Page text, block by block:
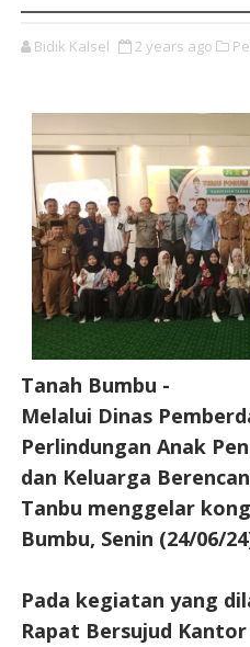
Bidik Kalsel 2 years ago
Tanah Bumbu -
Melalui Dinas
Perlindungan Anak
dan Keluarga
Tanbu menggelar
Bumbu, Senin (24/06/
Pada kegiatan yang
Rapat Bersujud